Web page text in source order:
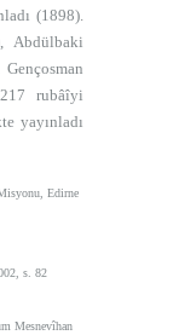
(1898).
Abdülbaki
rubâîyi
yayınladı
Edirne
s. 82
Mesnevîhan